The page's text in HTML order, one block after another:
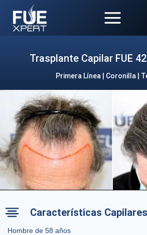
contenido
Trasplante Capilar FUE
Primera Línea | Coronilla |
Características Capilares
Hombre de 58 años